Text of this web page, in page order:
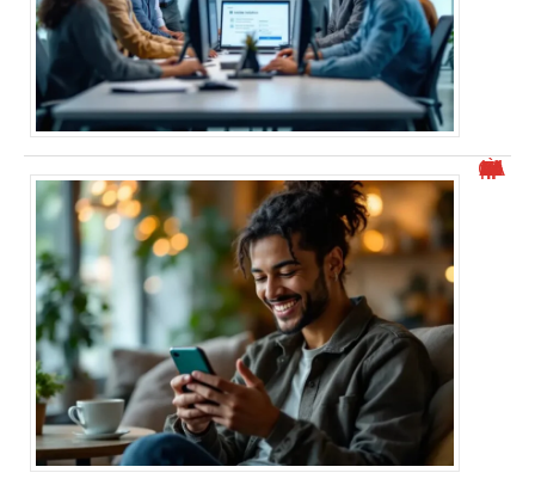
À quel GAFAM WhatsApp appartient-il ?